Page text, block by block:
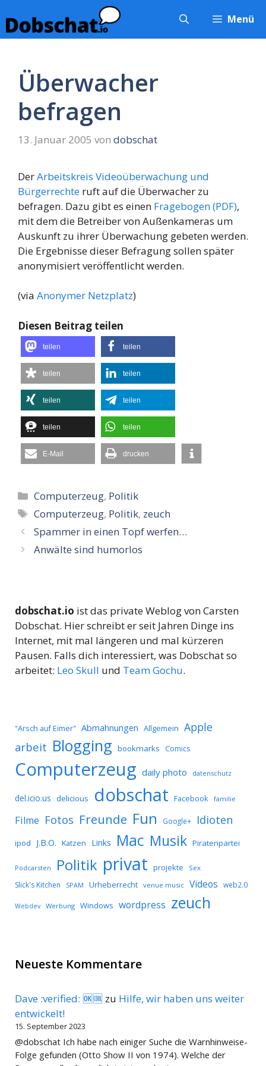
Inhalt
springen
Menü
Überwacher
befragen
13. Januar 2005 von dobschat
DerArbeitskreis Videoüberwachung und
Bürgerrechte ruft auf die Überwacher zu
befragen. Dazu gibt es einen Fragebogen (PDF),
mit dem die Betreiber von Außenkameras um
Auskunft zu ihrer Überwachung gebeten werden.
Die Ergebnisse dieser Befragung sollen später
anonymisiert veröffentlicht werden.
(via Anonymer Netzplatz)
Diesen Beitrag teilen
teilen teilen
teilen teilen
teilen teilen
teilen teilen
E-Mail drucken
Kategorien
Computerzeug, Politik
Schlagwörter
Computerzeug, Politik, zeuch
Spammer in einen Topf werfen…
Anwälte sind humorlos
dobschat.io ist das private Weblog von Carsten
Dobschat. Hier schreibt er seit Jahren Dinge ins
Internet, mit mal längeren und mal kürzeren
Pausen. Falls dich interessiert, was Dobschat so
arbeitet: Leo Skull und Team Gochu.
"Arsch auf Eimer" Abmahnungen Allgemein Apple
arbeit Blogging bookmarks Comics
Computerzeug daily photo datenschutz
del.icio.us delicious dobschat Facebook familie
Filme Fotos Freunde Fun Google+ Idioten
ipod J.B.O. Katzen Links Mac Musik Piratenpartei
Podcarsten Politik privat projekte Sex
Slick's Kitchen SPAM Urheberrecht venue music Videos web2.0
Webdev Werbung Windows wordpress zeuch
Neueste Kommentare
Dave :verified: 🆗🆒 zu Hilfe, wir haben uns weiter
entwickelt!
15. September 2023
@dobschat Ich habe nach einiger Suche die Warnhinweise-
Folge gefunden (Otto Show II von 1974). Welche der